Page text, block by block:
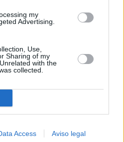
my
Advertising.
Use,
Sharing of my
with the
collected.
Access Aviso legal